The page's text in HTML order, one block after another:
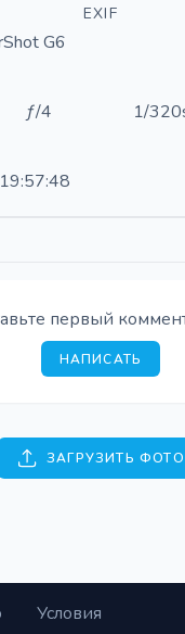
EXIF
G6
ƒ/4 1/
первый
НАПИСАТЬ
ЗАГРУЗИТЬ ФОТО
Условия